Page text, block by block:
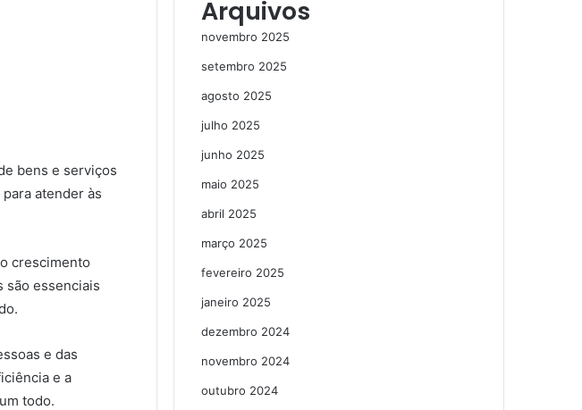
bens e serviços
atender às
crescimento
são essenciais
e das
e a
todo.
Arquivos
novembro 2025
setembro 2025
agosto 2025
julho 2025
junho 2025
maio 2025
abril 2025
março 2025
fevereiro 2025
janeiro 2025
dezembro 2024
novembro 2024
outubro 2024